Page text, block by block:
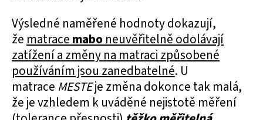
Výsledné naměřené hodnoty dokazují,
že matrace mabo neuvěřitelně odolávají
zatížení a změny na matraci způsobené
používáním jsou zanedbatelné. U
matrace MESTEje změna dokonce tak malá,
že je vzhledem k uváděné nejistotě měření